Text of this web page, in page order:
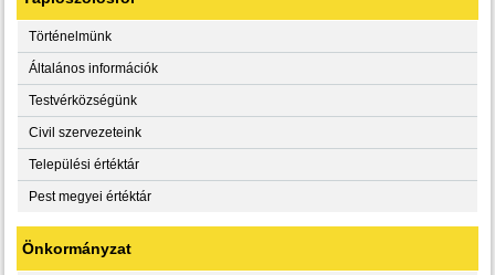
Történelmünk
Általános információk
Testvérközségünk
Civil szervezeteink
Települési értéktár
Pest megyei értéktár
Önkormányzat